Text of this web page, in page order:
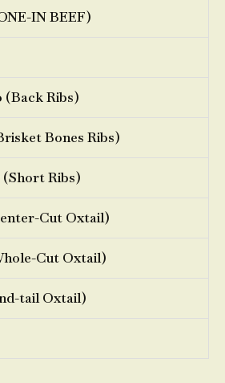
IN BEEF)
Ribs)
Bones Ribs)
Ribs)
Cut Oxtail)
Cut Oxtail)
tail Oxtail)